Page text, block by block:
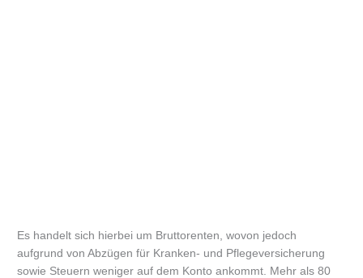
Es handelt sich hierbei um Bruttorenten, wovon jedoch
aufgrund von Abzügen für Kranken- und Pflegeversicherung
sowie Steuern weniger auf dem Konto ankommt. Mehr als 80